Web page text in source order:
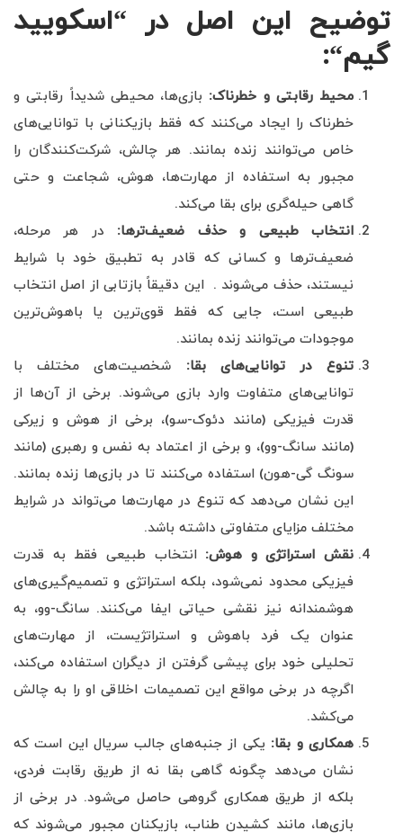
توضیح این اصل در “اسکویید
گیم“:
محیط رقابتی و خطرناک: بازی‌ها، محیطی شدیداً رقابتی و
خطرناک را ایجاد می‌کنند که فقط بازیکنانی با توانایی‌های
خاص می‌توانند زنده بمانند. هر چالش، شرکت‌کنندگان را
مجبور به استفاده از مهارت‌ها، هوش، شجاعت و حتی
گاهی حیله‌گری برای بقا می‌کند.
انتخاب طبیعی و حذف ضعیف‌ترها: در هر مرحله،
ضعیف‌ترها و کسانی که قادر به تطبیق خود با شرایط
نیستند، حذف می‌شوند . این دقیقاً بازتابی از اصل انتخاب
طبیعی است، جایی که فقط قوی‌ترین یا باهوش‌ترین
موجودات می‌توانند زنده بمانند.
تنوع در توانایی‌های بقا: شخصیت‌های مختلف با
توانایی‌های متفاوت وارد بازی می‌شوند. برخی از آن‌ها از
قدرت فیزیکی (مانند دئوک-سو)، برخی از هوش و زیرکی
(مانند سانگ-وو)، و برخی از اعتماد به نفس و رهبری (مانند
سونگ گی-هون) استفاده می‌کنند تا در بازی‌ها زنده بمانند.
این نشان می‌دهد که تنوع در مهارت‌ها می‌تواند در شرایط
مختلف مزایای متفاوتی داشته باشد.
نقش استراتژی و هوش: انتخاب طبیعی فقط به قدرت
فیزیکی محدود نمی‌شود، بلکه استراتژی و تصمیم‌گیری‌های
هوشمندانه نیز نقشی حیاتی ایفا می‌کنند. سانگ-وو، به
عنوان یک فرد باهوش و استراتژیست، از مهارت‌های
تحلیلی خود برای پیشی گرفتن از دیگران استفاده می‌کند،
اگرچه در برخی مواقع این تصمیمات اخلاقی او را به چالش
می‌کشد.
همکاری و بقا: یکی از جنبه‌های جالب سریال این است که
نشان می‌دهد چگونه گاهی بقا نه از طریق رقابت فردی،
بلکه از طریق همکاری گروهی حاصل می‌شود. در برخی از
بازی‌ها، مانند کشیدن طناب، بازیکنان مجبور می‌شوند که